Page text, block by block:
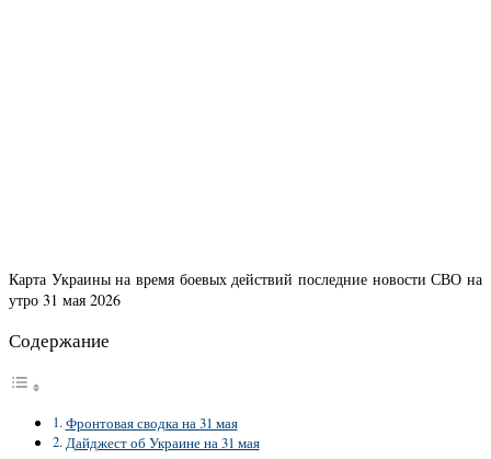
Карта Украины на время боевых действий последние новости СВО на
утро 31 мая 2026
Содержание
Фронтовая сводка на 31 мая
Дайджест об Украине на 31 мая